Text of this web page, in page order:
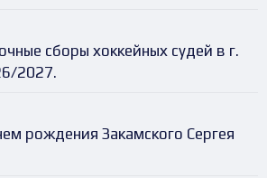
сборы хоккейных судей в г.
2027.
рождения Закамского Сергея